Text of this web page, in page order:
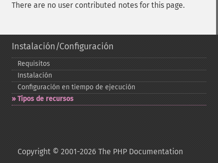
There are no user contributed notes for this page.
Instalación/Configuración
Requisitos
Instalación
Configuración en tiempo de ejecución
Tipos de recursos
Copyright © 2001-2026 The PHP Documentation